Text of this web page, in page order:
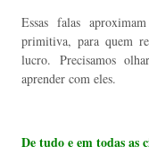
Essas falas
primitiva, para quem
lucro. Precisamos
aprender com eles.
De tudo e em todas as